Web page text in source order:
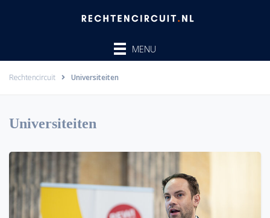
MENU
Rechtencircuit Universiteiten
Universiteiten